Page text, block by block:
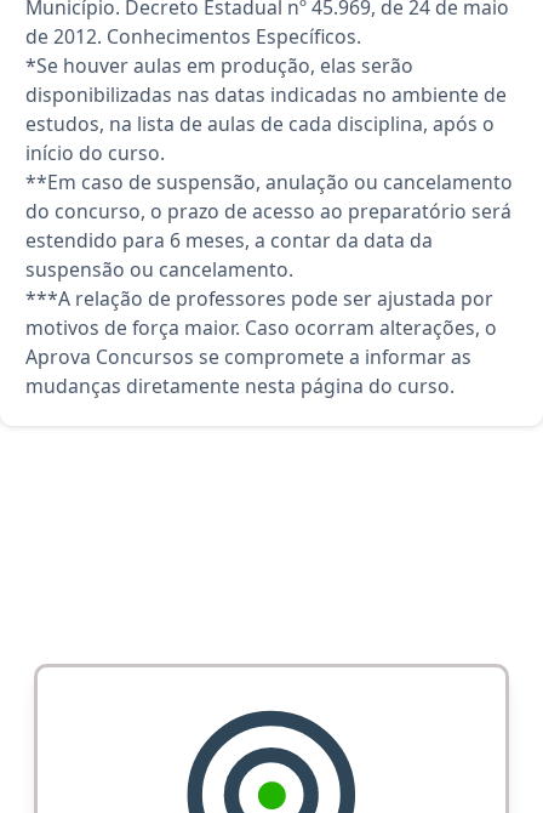
Município. Decreto Estadual nº 45.969, de 24 de maio
de 2012. Conhecimentos Específicos.
*Se houver aulas em produção, elas serão
disponibilizadas nas datas indicadas no ambiente de
estudos, na lista de aulas de cada disciplina, após o
início do curso.
**Em caso de suspensão, anulação ou cancelamento
do concurso, o prazo de acesso ao preparatório será
estendido para 6 meses, a contar da data da
suspensão ou cancelamento.
***A relação de professores pode ser ajustada por
motivos de força maior. Caso ocorram alterações, o
Aprova Concursos se compromete a informar as
mudanças diretamente nesta página do curso.